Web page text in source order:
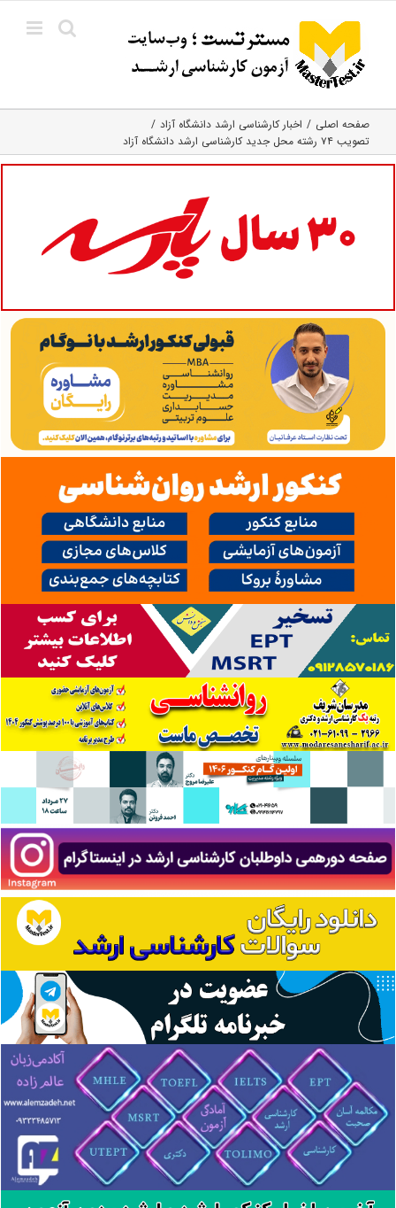
content
صفحه اصلی
اخبار کارشناسی ارشد دانشگاه آزاد
تصویب ۷۴ رشته محل جدید کارشناسی ارشد دانشگاه آزاد